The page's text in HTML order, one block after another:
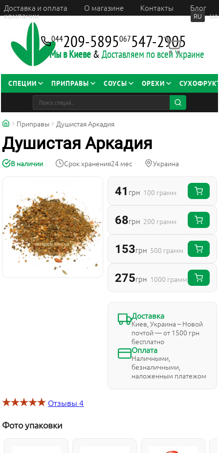
Доставка и оплата О магазине Контакты Блог
компании RU UA
044209-5895067547-2905
Мы в Киеве &Доставляем по всей Украине
СПЕЦИИ ПРИПРАВЫ СОУСЫ ОРЕХИ
Приправы Душистая Аркадия
Душистая Аркадия
В наличии Срок хранения24 мес Украина
41 грн 100 грамм
68грн 200 грамм
153грн 500 грамм
275грн 1000 грамм
Доставка
Киев, Украина – Новой
почтой — от 1500 грн
бесплатно
Оплата
Наличными,
безналичными,
наложенным платежом
Отзывы4
Фото упаковки